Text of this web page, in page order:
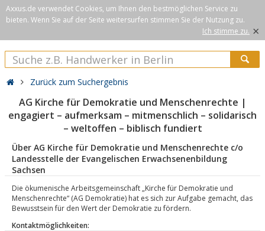
Axxus.de verwendet Cookies, um Ihnen den bestmöglichen Service zu
bieten. Wenn Sie auf der Seite weitersurfen stimmen Sie der Nutzung zu.
Ich stimme zu. ×
Zurück zum Suchergebnis
AG Kirche für Demokratie und Menschenrechte |
engagiert – aufmerksam – mitmenschlich – solidarisch
– weltoffen – biblisch fundiert
Über AG Kirche für Demokratie und Menschenrechte c/o
Landesstelle der Evangelischen Erwachsenenbildung
Sachsen
Die ökumenische Arbeitsgemeinschaft „Kirche für Demokratie und
Menschenrechte“ (AG Demokratie) hat es sich zur Aufgabe gemacht, das
Bewusstsein für den Wert der Demokratie zu fördern.
Kontaktmöglichkeiten: